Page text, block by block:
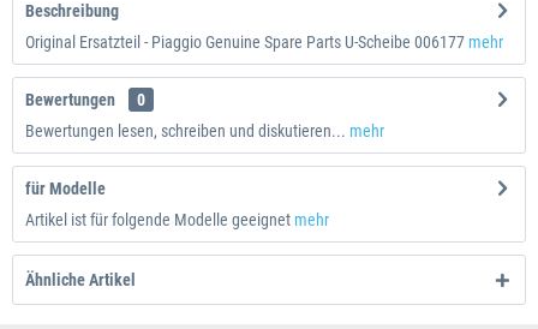
Beschreibung
Original Ersatzteil - Piaggio Genuine Spare Parts U-Scheibe 006177 mehr
Bewertungen
0
Bewertungen lesen, schreiben und diskutieren... mehr
für Modelle
Artikel ist für folgende Modelle geeignet mehr
Ähnliche Artikel